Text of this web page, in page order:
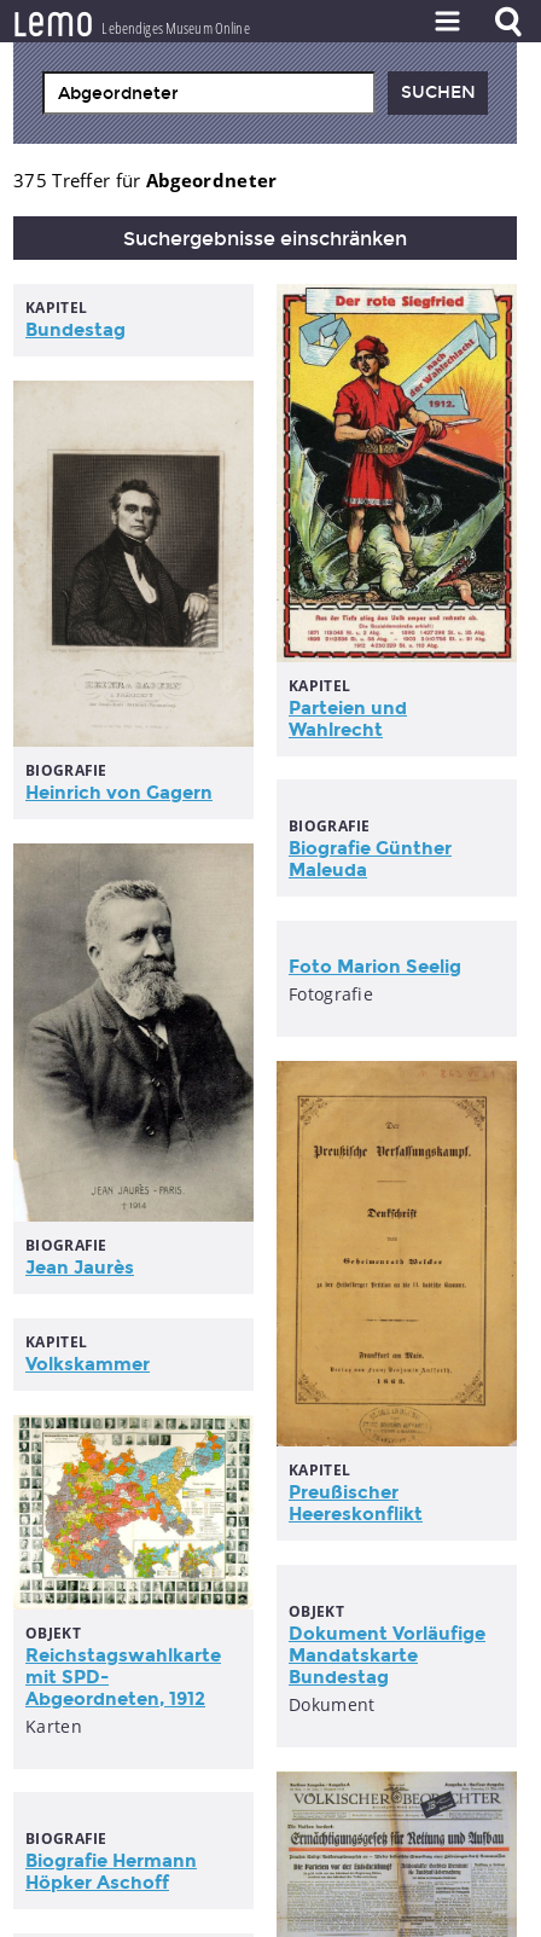
lemo Lebendiges Museum Online
ZEITSTRAHL
THEMEN
ZEITZEUGEN
BESTAND
PROJEKT
375 Treffer für Abgeordneter
Suchergebnisse einschränken
KAPITEL
Bundestag
KAPITEL
Parteien und
Wahlrecht
BIOGRAFIE
Heinrich von Gagern
BIOGRAFIE
Biografie Günther
Maleuda
BIOGRAFIE
Jean Jaurès
Foto Marion Seelig
Fotografie
KAPITEL
Preußischer
Heereskonflikt
KAPITEL
Volkskammer
OBJEKT
Reichstagswahlkarte
mit SPD-
Abgeordneten, 1912
Karten
OBJEKT
Dokument Vorläufige
Mandatskarte
Bundestag
Dokument
BIOGRAFIE
Biografie Hermann
Höpker Aschoff